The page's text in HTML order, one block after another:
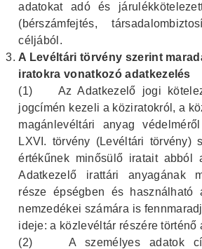
adatokat adó és
(bérszámfejtés,
céljából.
A Levéltári törvény szerint
iratokra vonatkozó adatkezelés
(1)
Az Adatkezelő jogi
jogcímén kezeli a köziratokról, a
magánlevéltári anyag
LXVI. törvény (Levéltári törvény)
értékűnek minősülő iratait abból
Adatkezelő irattári anyagának
része épségben és használható
nemzedékei számára is
ideje: a közlevéltár részére történő
(2)
A személyes adatok